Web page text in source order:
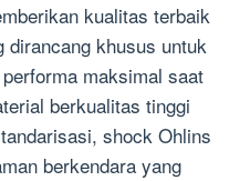
kualitas terbaik
dirancang khusus untuk
maksimal saat
berkualitas tinggi
shock Ohlins
berkendara yang